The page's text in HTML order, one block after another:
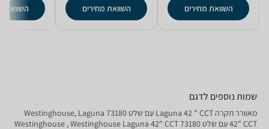
השוואת מחירים השוואת מחירים השוואת
שמות נוספים לדגם
‏מאוורר תקרה Laguna 42 " CCT עם שלט 73180 Westinghouse, Laguna
42" CCT עם שלט 73180 Westinghouse , Westinghouse Laguna 42" CCT